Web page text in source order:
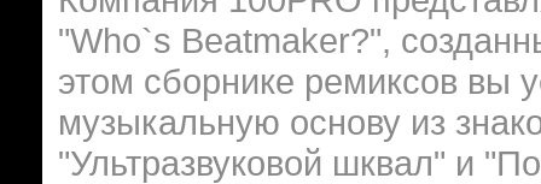
"Who`s Beatmaker?",
этом сборнике ремиксов вы
музыкальную основу из
"Ультразвуковой шквал" и